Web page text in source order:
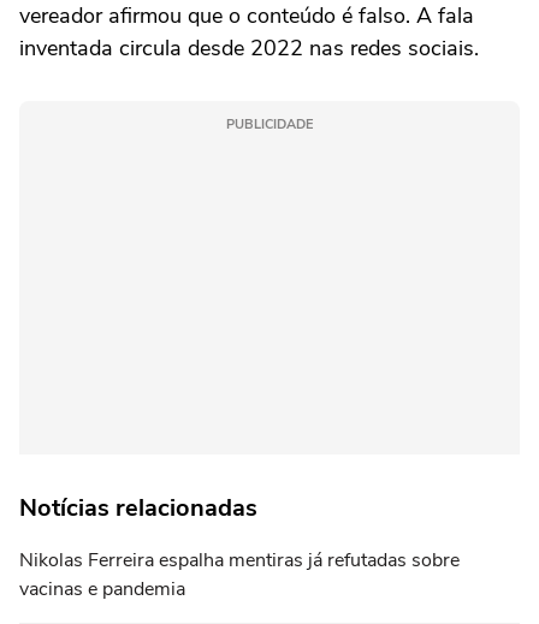
vereador afirmou que o conteúdo é falso. A fala
inventada circula desde 2022 nas redes sociais.
PUBLICIDADE
Notícias relacionadas
Nikolas Ferreira espalha mentiras já refutadas sobre
vacinas e pandemia